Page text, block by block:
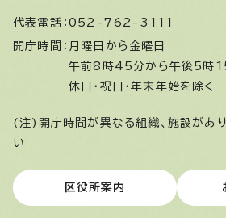
代表電話： 052-762-3111
開庁時間： 月曜日から金曜日
午前8時45分から午後5時
休日・祝日・年末年始を除く
(注)開庁時間が異なる組織、施設があ
い
区役所案内